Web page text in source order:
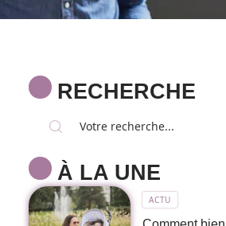
RECHERCHE
À LA UNE
ACTU